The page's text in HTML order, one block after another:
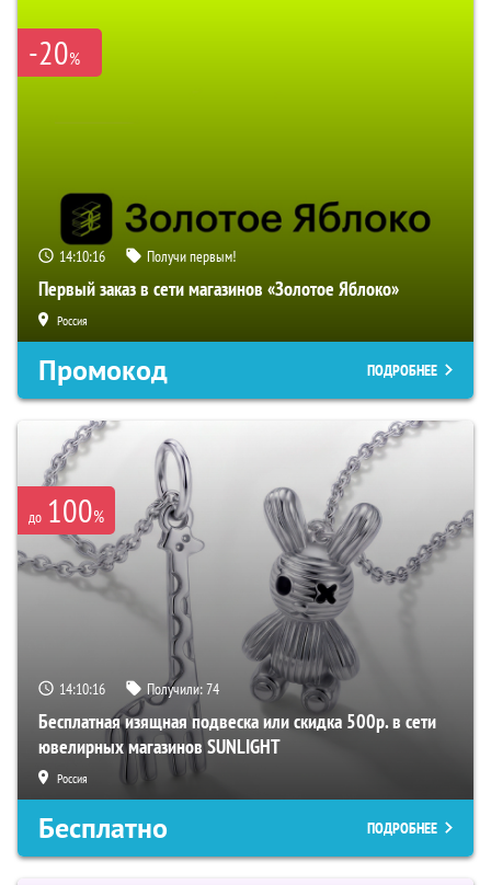
-20%
14:10:16 Получи первым!
Первый заказ в сети магазинов «Золотое Яблоко»
Россия
Промокод ПОДРОБНЕЕ
до 100%
14:10:16 Получили:74
Бесплатная изящная подвеска или скидка 500р. в сети
ювелирных магазинов SUNLIGHT
Россия
Бесплатно ПОДРОБНЕЕ